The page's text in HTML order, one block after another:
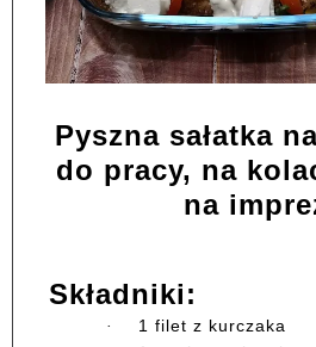
Pyszna sałatka
do pracy, na
na
Składniki:
· 1 filet z kurczaka